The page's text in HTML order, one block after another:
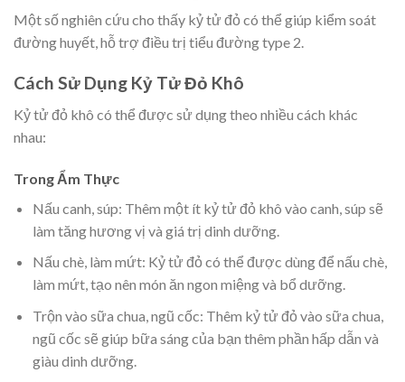
Một số nghiên cứu cho thấy kỷ tử đỏ có thể giúp kiểm soát
đường huyết, hỗ trợ điều trị tiểu đường type 2.
Cách Sử Dụng Kỷ Tử Đỏ Khô
Kỷ tử đỏ khô có thể được sử dụng theo nhiều cách khác
nhau:
Trong Ẩm Thực
Nấu canh, súp: Thêm một ít kỷ tử đỏ khô vào canh, súp sẽ
làm tăng hương vị và giá trị dinh dưỡng.
Nấu chè, làm mứt: Kỷ tử đỏ có thể được dùng để nấu chè,
làm mứt, tạo nên món ăn ngon miệng và bổ dưỡng.
Trộn vào sữa chua, ngũ cốc: Thêm kỷ tử đỏ vào sữa chua,
ngũ cốc sẽ giúp bữa sáng của bạn thêm phần hấp dẫn và
giàu dinh dưỡng.